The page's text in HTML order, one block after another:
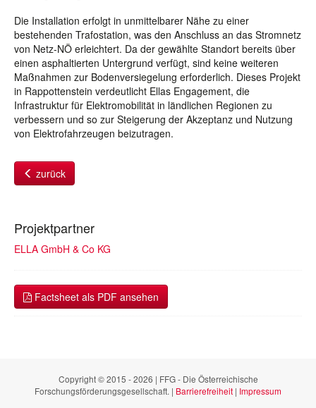
Die Installation erfolgt in unmittelbarer Nähe zu einer
bestehenden Trafostation, was den Anschluss an das Stromnetz
von Netz-NÖ erleichtert. Da der gewählte Standort bereits über
einen asphaltierten Untergrund verfügt, sind keine weiteren
Maßnahmen zur Bodenversiegelung erforderlich. Dieses Projekt
in Rappottenstein verdeutlicht Ellas Engagement, die
Infrastruktur für Elektromobilität in ländlichen Regionen zu
verbessern und so zur Steigerung der Akzeptanz und Nutzung
von Elektrofahrzeugen beizutragen.
zurück
Projektpartner
ELLA GmbH & Co KG
Factsheet als PDF ansehen
Copyright © 2015 - 2026 | FFG - Die Österreichische
Forschungsförderungsgesellschaft. | Barrierefreiheit | Impressum